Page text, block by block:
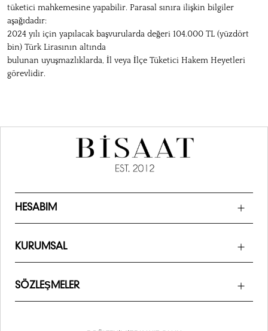
tüketici mahkemesine yapabilir. Parasal sınıra ilişkin bilgiler
aşağıdadır:
2024 yılı için yapılacak başvurularda değeri 104.000 TL (yüzdört
bin) Türk Lirasının altında
bulunan uyuşmazlıklarda, İl veya İlçe Tüketici Hakem Heyetleri
görevlidir.
HESABIM
KURUMSAL
SÖZLEŞMELER